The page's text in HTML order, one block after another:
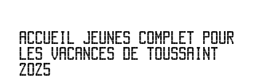
ACCUEIL JEUNES COMPLET POUR
LES VACANCES DE TOUSSAINT
2025